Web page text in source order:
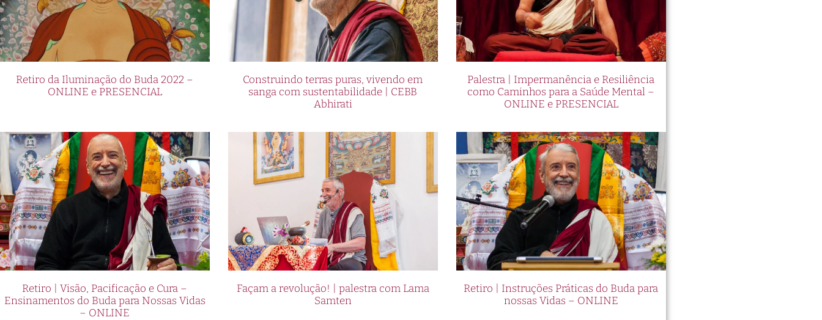
Retiro da Iluminação do Buda 2022 –
ONLINE e PRESENCIAL
Construindo terras puras, vivendo em
sanga com sustentabilidade | CEBB
Abhirati
Palestra | Impermanência e Resiliência
como Caminhos para a Saúde Mental –
ONLINE e PRESENCIAL
Retiro | Visão, Pacificação e Cura –
Ensinamentos do Buda para Nossas Vidas
– ONLINE
Façam a revolução! | palestra com Lama
Samten
Retiro | Instruções Práticas do Buda para
nossas Vidas – ONLINE